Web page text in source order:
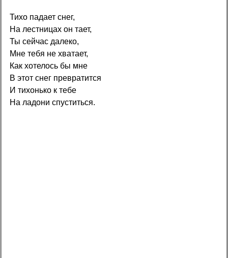
Тихо падает снег,
На лестницах он тает,
Ты сейчас далеко,
Мне тебя не хватает,
Как хотелось бы мне
В этот снег превратится
И тихонько к тебе
На ладони спуститься.